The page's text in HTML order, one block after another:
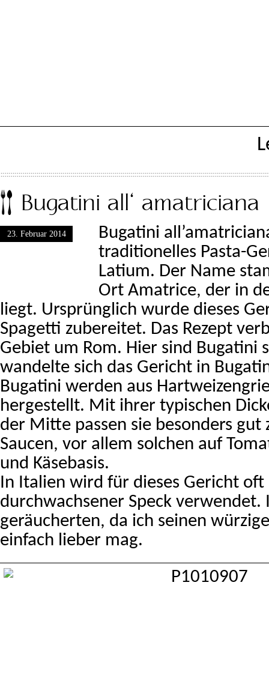
Bugatini all‘ amatriciana
23. Februar 2014
Bugatini
traditionelles Pasta-
Latium. Der Name
Ort Amatrice, der in
liegt. Ursprünglich wurde dieses
Spagetti zubereitet. Das Rezept
Gebiet um Rom. Hier sind Bugatini
wandelte sich das Gericht in
Bugatini werden aus
hergestellt. Mit ihrer typischen
der Mitte passen sie besonders gut
Saucen, vor allem solchen auf
und Käsebasis.
In Italien wird für dieses Gericht
durchwachsener Speck verwendet.
geräucherten, da ich seinen
einfach lieber mag.